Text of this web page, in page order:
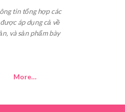
tin tổng hợp các
áp dụng cả về
và sản phẩm bày
More…